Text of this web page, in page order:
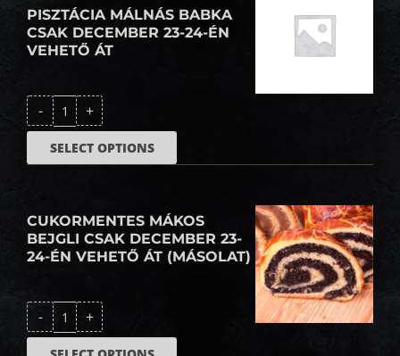
PISZTÁCIA MÁLNÁS BABKA
CSAK DECEMBER 23-24-ÉN
VEHETŐ ÁT
-
Pisztácia
málnás
babka
december
23-
át
mennyiség
+
SELECT OPTIONS
CUKORMENTES MÁKOS
BEJGLI CSAK DECEMBER 23-
24-ÉN VEHETŐ ÁT (MÁSOLAT)
-
Cukormentes
mákos
bejgli
+